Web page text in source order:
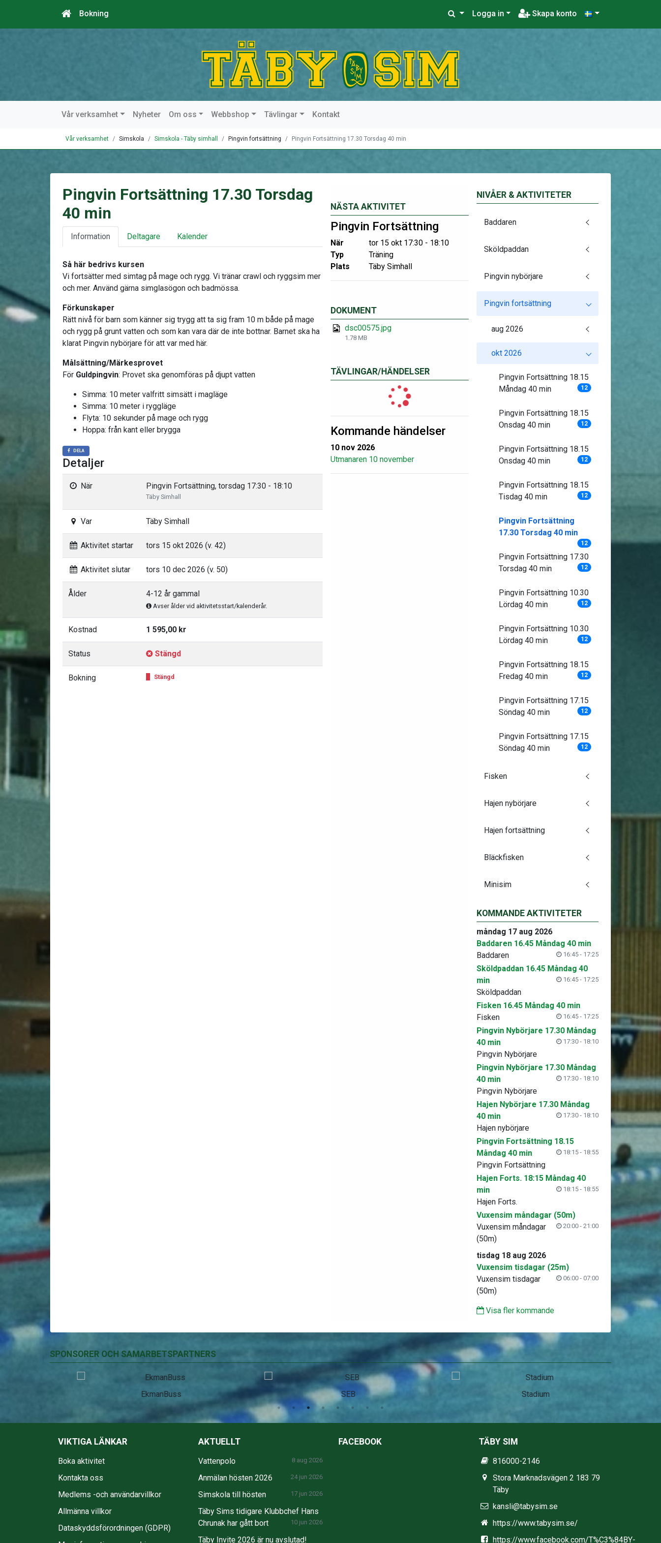
Bokning Logga in Skapa konto
Vår verksamhet Nyheter Om oss Webbshop Tävlingar Kontakt
Vår verksamhet Simskola Simskola - Täby simhall Pingvin fortsättning Pingvin Fortsättning 17.30 Torsdag 40 min
NÄSTA AKTIVITET
Pingvin Fortsättning
När
tor 15 okt 17:30 - 18:10
Typ
Träning
Plats
Täby Simhall
DOKUMENT
dsc00575.jpg
1.78 MB
TÄVLINGAR/HÄNDELSER
Kommande händelser
10 nov 2026
Utmanaren 10 november
Pingvin Fortsättning 17.30 Torsdag
40 min
Information Deltagare Kalender
Så här bedrivs kursen
Vi fortsätter med simtag på mage och rygg. Vi tränar crawl och ryggsim mer
och mer. Använd gärna simglasögon och badmössa.
Förkunskaper
Rätt nivå för barn som känner sig trygg att ta sig fram 10 m både på mage
och rygg på grunt vatten och som kan vara där de inte bottnar. Barnet ska ha
klarat Pingvin nybörjare för att var med här.
Målsättning/Märkesprovet
För Guldpingvin: Provet ska genomföras på djupt vatten
Simma: 10 meter valfritt simsätt i magläge
Simma: 10 meter i ryggläge
Flyta: 10 sekunder på mage och rygg
Hoppa: från kant eller brygga
DELA
Detaljer
När Pingvin Fortsättning, torsdag 17:30 - 18:10
Täby Simhall
Var Täby Simhall
Aktivitet startar tors 15 okt 2026 (v. 42)
Aktivitet slutar tors 10 dec 2026 (v. 50)
Ålder 4-12 år gammal
Avser ålder vid aktivitetsstart/kalenderår.
Kostnad 1 595,00 kr
Status Stängd
Bokning Stängd
NIVÅER & AKTIVITETER
Baddaren
Sköldpaddan
Pingvin nybörjare
Pingvin fortsättning
aug 2026
okt 2026
Pingvin Fortsättning 18.15
Måndag 40 min
12
Pingvin Fortsättning 18.15
Onsdag 40 min
12
Pingvin Fortsättning 18.15
Onsdag 40 min
12
Pingvin Fortsättning 18.15
Tisdag 40 min
12
Pingvin Fortsättning
17.30 Torsdag 40 min
12
Pingvin Fortsättning 17.30
Torsdag 40 min
12
Pingvin Fortsättning 10.30
Lördag 40 min
12
Pingvin Fortsättning 10.30
Lördag 40 min
12
Pingvin Fortsättning 18.15
Fredag 40 min
12
Pingvin Fortsättning 17.15
Söndag 40 min
12
Pingvin Fortsättning 17.15
Söndag 40 min
12
Fisken
Hajen nybörjare
Hajen fortsättning
Bläckfisken
Minisim
KOMMANDE AKTIVITETER
måndag 17 aug 2026
Baddaren 16.45 Måndag 40 min
16:45 - 17:25
Baddaren
Sköldpaddan 16.45 Måndag 40
min
16:45 - 17:25
Sköldpaddan
Fisken 16.45 Måndag 40 min
16:45 - 17:25
Fisken
Pingvin Nybörjare 17.30 Måndag
40 min
17:30 - 18:10
Pingvin Nybörjare
Pingvin Nybörjare 17.30 Måndag
40 min
17:30 - 18:10
Pingvin Nybörjare
Hajen Nybörjare 17.30 Måndag
40 min
17:30 - 18:10
Hajen nybörjare
Pingvin Fortsättning 18.15
Måndag 40 min
18:15 - 18:55
Pingvin Fortsättning
Hajen Forts. 18:15 Måndag 40
min
18:15 - 18:55
Hajen Forts.
Vuxensim måndagar (50m)
20:00 - 21:00
Vuxensim måndagar
(50m)
tisdag 18 aug 2026
Vuxensim tisdagar (25m)
06:00 - 07:00
Vuxensim tisdagar
(50m)
Visa fler kommande
SPONSORER OCH SAMARBETSPARTNERS
EkmanBuss SEB Stadium
VIKTIGA LÄNKAR
Boka aktivitet
Kontakta oss
Medlems -och användarvillkor
Allmänna villkor
Dataskyddsförordningen (GDPR)
AKTUELLT
Vattenpolo 8 aug 2026
Anmälan hösten 2026 24 jun 2026
Simskola till hösten 17 jun 2026
Täby Sims tidigare Klubbchef Hans
Chrunak har gått bort
10 jun 2026
Täby Invite 2026 är nu avslutad!
FACEBOOK TÄBY SIM
816000-2146
Stora Marknadsvägen 2 183 79
Täby
kansli@tabysim.se
https://www.tabysim.se/
https://www.facebook.com/T%C3%84BY-